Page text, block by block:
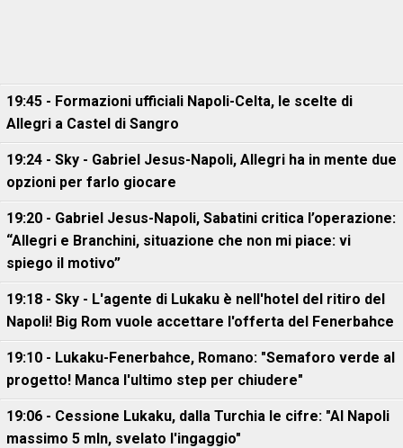
19:45 - Formazioni ufficiali Napoli-Celta, le scelte di
Allegri a Castel di Sangro
19:24 - Sky - Gabriel Jesus-Napoli, Allegri ha in mente due
opzioni per farlo giocare
19:20 - Gabriel Jesus-Napoli, Sabatini critica l’operazione:
“Allegri e Branchini, situazione che non mi piace: vi
spiego il motivo”
19:18 - Sky - L'agente di Lukaku è nell'hotel del ritiro del
Napoli! Big Rom vuole accettare l'offerta del Fenerbahce
19:10 - Lukaku-Fenerbahce, Romano: "Semaforo verde al
progetto! Manca l'ultimo step per chiudere"
19:06 - Cessione Lukaku, dalla Turchia le cifre: "Al Napoli
massimo 5 mln, svelato l'ingaggio"